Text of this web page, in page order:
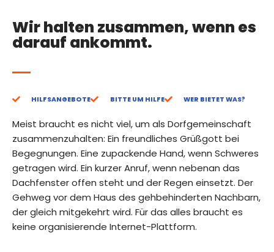
Wir halten zusammen, wenn es
darauf ankommt.
HILFSANGEBOTE BITTE UM HILFE WER BIETET WAS?
Meist braucht es nicht viel, um als Dorfgemeinschaft
zusammenzuhalten: Ein freundliches Grüßgott bei
Begegnungen. Eine zupackende Hand, wenn Schweres
getragen wird. Ein kurzer Anruf, wenn nebenan das
Dachfenster offen steht und der Regen einsetzt. Der
Gehweg vor dem Haus des gehbehinderten Nachbarn,
der gleich mitgekehrt wird. Für das alles braucht es
keine organisierende Internet-Plattform.